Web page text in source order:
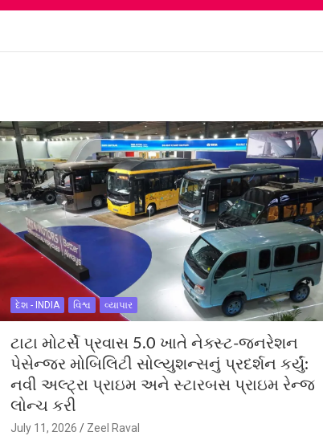
દેશ - INDIA વિશ્વ વ્યાપાર
ટાટા મોટર્સે પ્રવાસ 5.0 ખાતે નેક્સ્ટ-જનરેશન
પેસેન્જર મોબિલિટી સોલ્યુશન્સનું પ્રદર્શન કર્યું:
નવી અલ્ટ્રા પ્રાઇમ અને સ્ટારબસ પ્રાઇમ રેન્જ
લોન્ચ કરી
July 11, 2026
Zeel Raval